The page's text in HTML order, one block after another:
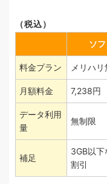
（税込）
ソ
料金プラン メリハ
月額料金 7,238円
データ利用
量
無制限
補足
3GB以
割引